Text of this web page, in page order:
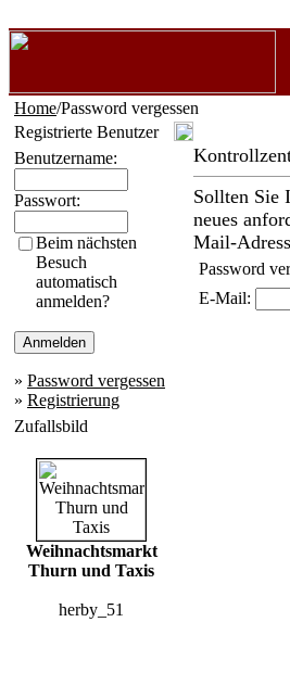
Home/Password vergessen
Registrierte Benutzer
Benutzername:
Passwort:
Beim nächsten
Besuch
automatisch
anmelden?
» Password vergessen
» Registrierung
Zufallsbild
Weihnachtsmarkt
Thurn und Taxis
herby_51
Sollten Sie
neues
Mail-
Password
E-Mail: